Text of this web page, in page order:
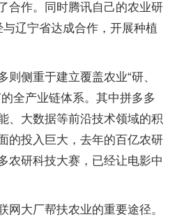
合作。同时腾讯自己的农业研
与辽宁省达成合作，开展种植
则侧重于建立覆盖农业“研、
全产业链体系。其中拼多多
、大数据等前沿技术领域的积
的投入巨大，去年的百亿农研
农研科技大赛，已经让电影中
网大厂帮扶农业的重要途径。